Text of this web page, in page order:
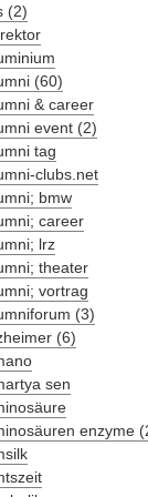
(2)
(60)
& career
event (2)
tag
clubs.net
bmw
career
lrz
theater
vortrag
(3)
(6)
sen
enzyme